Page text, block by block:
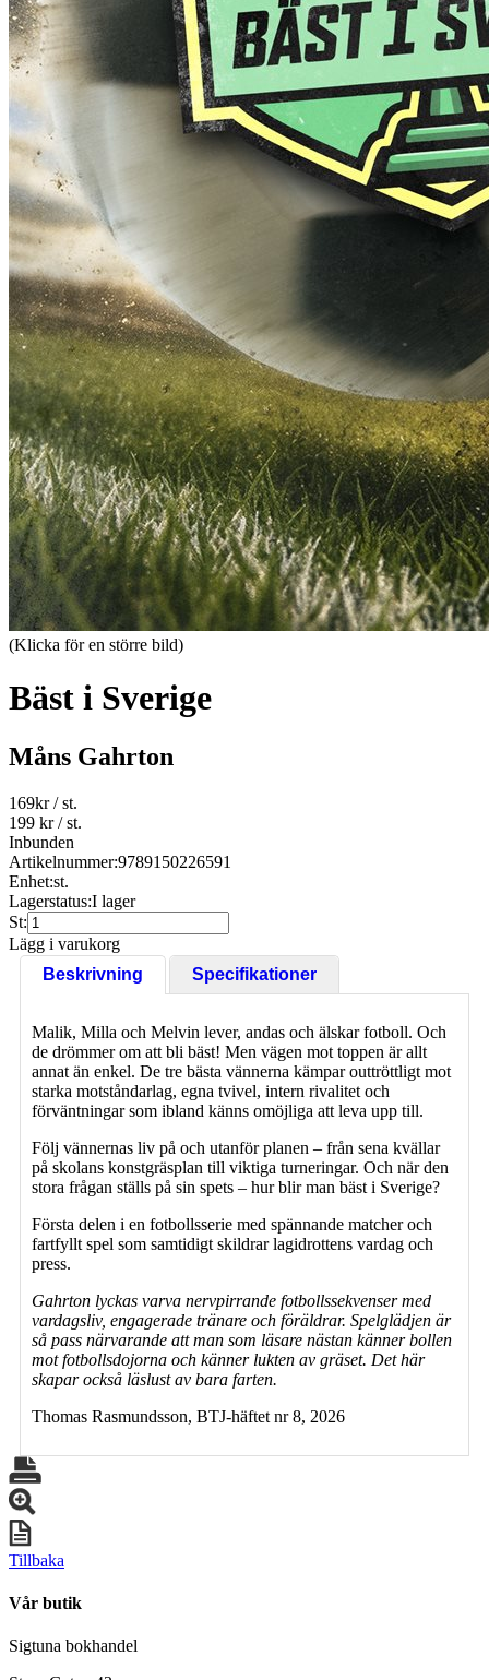
(Klicka för en större bild)
Bäst i Sverige
Måns Gahrton
169kr/ st.
199 kr/ st.
Inbunden
Artikelnummer:9789150226591
Enhet:st.
Lagerstatus:I lager
St:
Lägg i varukorg
Beskrivning
Specifikationer
Malik, Milla och Melvin lever, andas och älskar fotboll. Och
de drömmer om att bli bäst! Men vägen mot toppen är allt
annat än enkel. De tre bästa vännerna kämpar outtröttligt mot
starka motståndarlag, egna tvivel, intern rivalitet och
förväntningar som ibland känns omöjliga att leva upp till.
Följ vännernas liv på och utanför planen – från sena kvällar
på skolans konstgräsplan till viktiga turneringar. Och när den
stora frågan ställs på sin spets – hur blir man bäst i Sverige?
Första delen i en fotbollsserie med spännande matcher och
fartfyllt spel som samtidigt skildrar lagidrottens vardag och
press.
Gahrton lyckas varva nervpirrande fotbollssekvenser med
vardagsliv, engagerade tränare och föräldrar. Spelglädjen är
så pass närvarande att man som läsare nästan känner bollen
mot fotbollsdojorna och känner lukten av gräset. Det här
skapar också läslust av bara farten.
Thomas Rasmundsson, BTJ-häftet nr 8, 2026
Tillbaka
Vår butik
Sigtuna bokhandel